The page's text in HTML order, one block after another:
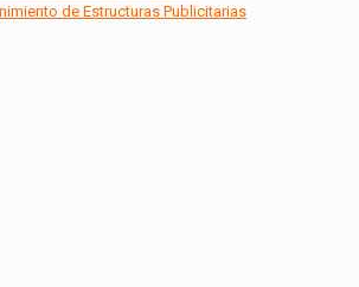
de Estructuras Publicitarias